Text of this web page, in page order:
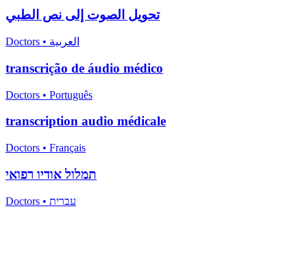
تحويل الصوت إلى نص الطبي
Doctors • العربية
transcrição de áudio médico
Doctors • Português
transcription audio médicale
Doctors • Français
תמלול אודיו רפואי
Doctors • עברית